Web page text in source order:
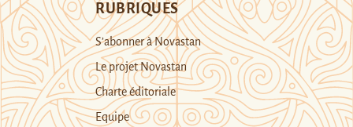
RUBRIQUES
S’abonner à Novastan
Le projet Novastan
Charte éditoriale
Equipe